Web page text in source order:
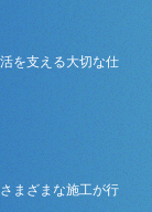
を支える大切な仕
まざまな施工が行